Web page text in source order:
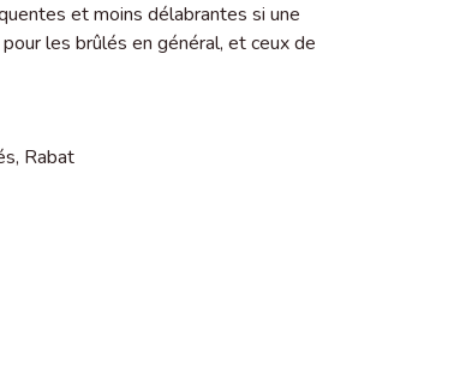
et moins délabrantes si une
les brûlés en général, et ceux de
, Rabat